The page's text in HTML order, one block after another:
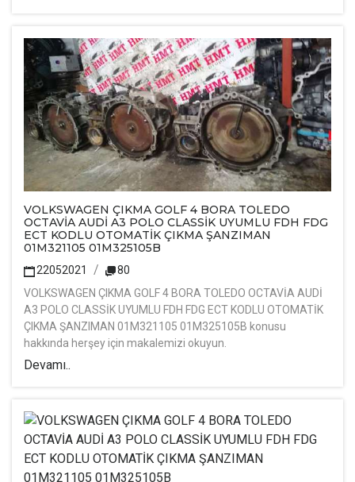
VOLKSWAGEN ÇIKMA GOLF 4 BORA TOLEDO
OCTAVİA AUDİ A3 POLO CLASSİK UYUMLU FDH FDG
ECT KODLU OTOMATİK ÇIKMA ŞANZIMAN
01M321105 01M325105B
22052021
80
VOLKSWAGEN ÇIKMA GOLF 4 BORA TOLEDO OCTAVİA AUDİ
A3 POLO CLASSİK UYUMLU FDH FDG ECT KODLU OTOMATİK
ÇIKMA ŞANZIMAN 01M321105 01M325105B konusu
hakkında herşey için makalemizi okuyun.
Devamı..